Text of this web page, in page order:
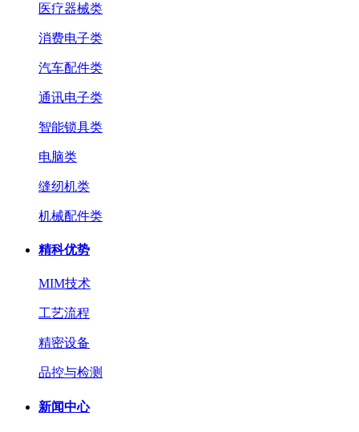
医疗器械类
消费电子类
汽车配件类
通讯电子类
智能锁具类
电脑类
缝纫机类
机械配件类
精科优势
MIM技术
工艺流程
精密设备
品控与检测
新闻中心